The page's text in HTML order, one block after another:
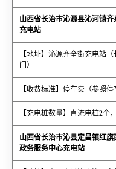
山西省长治市沁源县沁河镇齐
充电站
【地址】沁源齐全街充电站
门）
【收费标准】停车费（参照
【充电桩数量】直流电桩2个
山西省长治市沁县定昌镇红旗
政务服务中心充电站